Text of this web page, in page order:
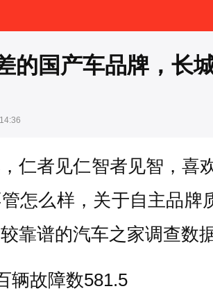
的国产车品牌，长
仁者见仁智者见智，喜
怎么样，关于自主品
靠谱的汽车之家调查数
辆故障数581.5